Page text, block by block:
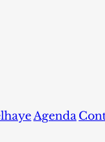
Agenda